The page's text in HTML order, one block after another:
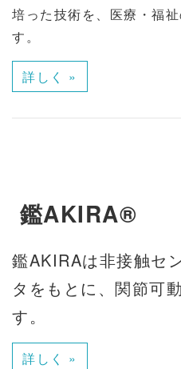
培った技術を、医療・福
す。
詳しく »
鑑AKIRA®
鑑AKIRAは非接触セ
タをもとに、関節可
す。
詳しく »